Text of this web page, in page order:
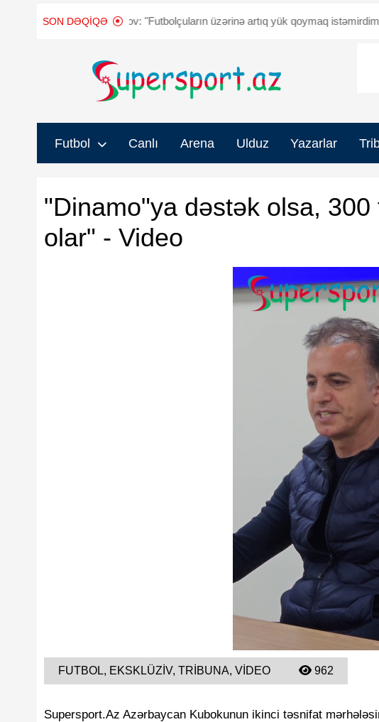
SON DƏQIQƏ
Qurban Qurbanov: "Futbolçuların üzərinə artıq yük qoymaq istəmirdim"
Futbol Canlı Arena Ulduz Yazarlar
"Dinamo"ya dəstək olsa,
olar" - Video
FUTBOL, EKSKLÜZIV, TRIBUNA, VIDEO 962
Supersport.Az Azərbaycan Kubokunun ikinci təsnifat